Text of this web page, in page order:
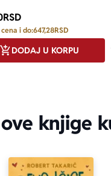
RSD
i do:647,28RSD
DODAJ U KORPU
knjige